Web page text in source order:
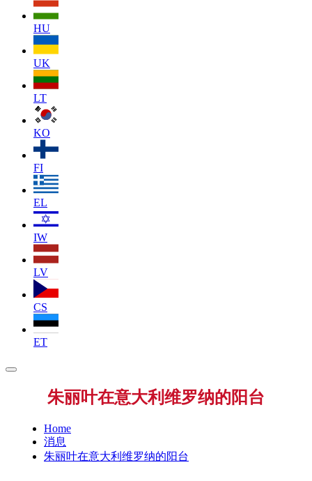
HU
UK
LT
KO
FI
EL
IW
LV
CS
ET
朱丽叶在意大利维罗纳的阳台
Home
消息
朱丽叶在意大利维罗纳的阳台